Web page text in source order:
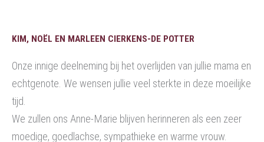
KIM, NOËL EN MARLEEN CIERKENS-DE POTTER
Onze innige deelneming bij het overlijden van jullie mama en
echtgenote. We wensen jullie veel sterkte in deze moeilijke
tijd.
We zullen ons Anne-Marie blijven herinneren als een zeer
moedige, goedlachse, sympathieke en warme vrouw.